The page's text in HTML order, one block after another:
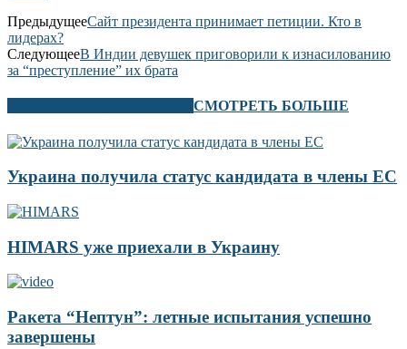
ПредыдущееСайт президента принимает петиции. Кто в
лидерах?
СледующееВ Индии девушек приговорили к изнасилованию
за “преступление” их брата
СМОТРЕТЬ БОЛЬШЕ
Украина получила статус кандидата в члены ЕС
HIMARS уже приехали в Украину
Ракета “Нептун”: летные испытания успешно
завершены